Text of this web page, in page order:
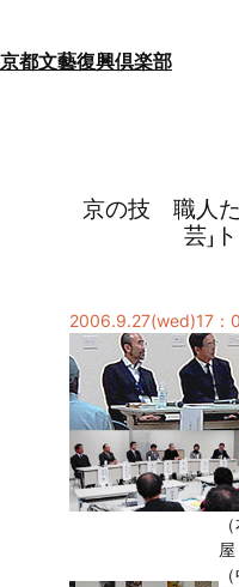
容
を
京都文藝復興倶楽部
京の技 職人た
芸」
2006.9.27(wed)17：